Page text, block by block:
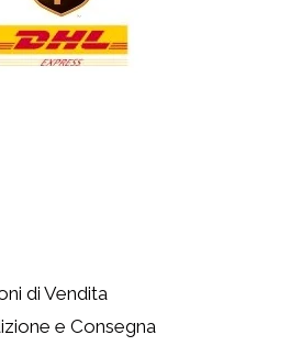
di Vendita
e Consegna